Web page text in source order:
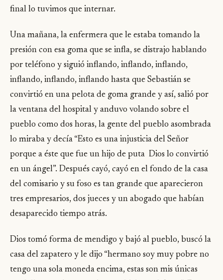
final lo tuvimos que internar.
Una mañana, la enfermera que le estaba tomando la
presión con esa goma que se infla, se distrajo hablando
por teléfono y siguió inflando, inflando, inflando,
inflando, inflando, inflando hasta que Sebastián se
convirtió en una pelota de goma grande y así, salió por
la ventana del hospital y anduvo volando sobre el
pueblo como dos horas, la gente del pueblo asombrada
lo miraba y decía “Esto es una injusticia del Señor
porque a éste que fue un hijo de puta Dios lo convirtió
en un ángel”. Después cayó, cayó en el fondo de la casa
del comisario y su foso es tan grande que aparecieron
tres empresarios, dos jueces y un abogado que habían
desaparecido tiempo atrás.
Dios tomó forma de mendigo y bajó al pueblo, buscó la
casa del zapatero y le dijo “hermano soy muy pobre no
tengo una sola moneda encima, estas son mis únicas